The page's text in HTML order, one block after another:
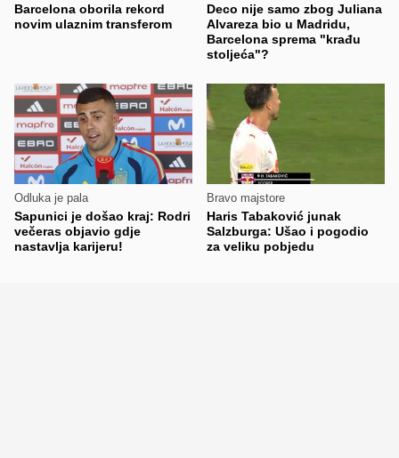
Barcelona oborila rekord
novim ulaznim transferom
Deco nije samo zbog Juliana
Alvareza bio u Madridu,
Barcelona sprema "krađu
stoljeća"?
Odluka je pala
Sapunici je došao kraj: Rodri
večeras objavio gdje
nastavlja karijeru!
Bravo majstore
Haris Tabaković junak
Salzburga: Ušao i pogodio
za veliku pobjedu